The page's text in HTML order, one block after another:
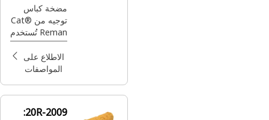
Reman
مضخة كباس
توجيه من Cat®‎
Reman تُستخدم
في النظام
الهيدروليكي
الاطلاع على
المواصفات
20R-2009: